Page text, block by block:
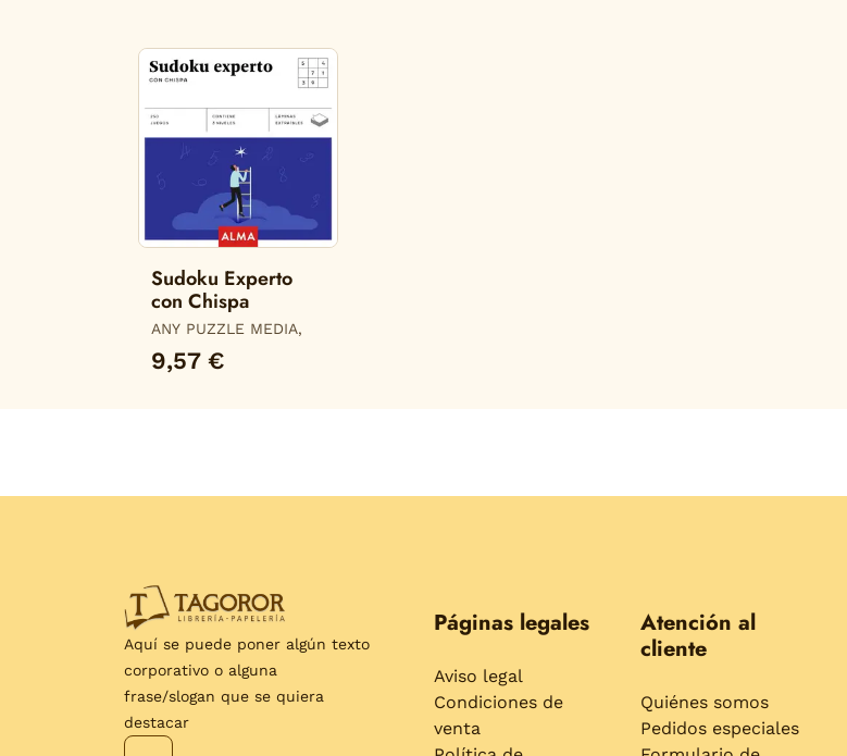
Sudoku Experto
con Chispa
ANY PUZZLE MEDIA,
9,57 €
Aquí se puede poner algún texto
corporativo o alguna
frase/slogan que se quiera
destacar
Páginas legales
Aviso legal
Condiciones de
venta
Atención al
cliente
Quiénes somos
Pedidos especiales